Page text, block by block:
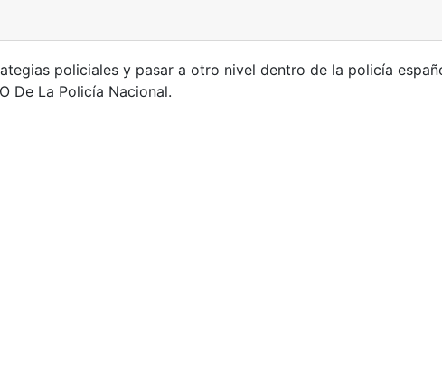
policiales y pasar a otro nivel dentro de la policía
De La Policía Nacional.